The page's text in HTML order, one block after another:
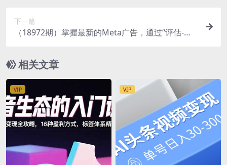
下一篇
（18972期）掌握最新的Meta广告，通过“评估-行
习Meta广告的最佳方法
相关文章
VIP VIP